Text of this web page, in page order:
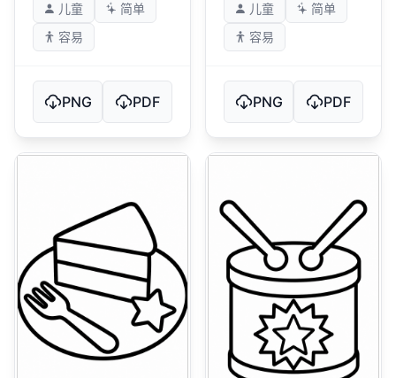
儿童
简单
容易
PNG PDF
儿童
简单
容易
PNG PDF